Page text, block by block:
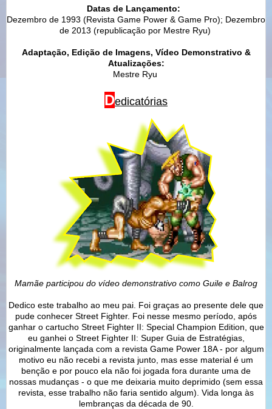
Datas de Lançamento:
Dezembro de 1993 (Revista Game Power & Game Pro); Dezembro
de 2013 (republicação por Mestre Ryu)
Adaptação, Edição de Imagens, Vídeo Demonstrativo &
Atualizações:
Mestre Ryu
Dedicatórias
Mamãe participou do vídeo demonstrativo como Guile e Balrog
Dedico este trabalho ao meu pai. Foi graças ao presente dele que
pude conhecer Street Fighter. Foi nesse mesmo período, após
ganhar o cartucho Street Fighter II: Special Champion Edition, que
eu ganhei o Street Fighter II: Super Guia de Estratégias,
originalmente lançada com a revista Game Power 18A - por algum
motivo eu não recebi a revista junto, mas esse material é um
benção e por pouco ela não foi jogada fora durante uma de
nossas mudanças - o que me deixaria muito deprimido (sem essa
revista, esse trabalho não faria sentido algum). Vida longa às
lembranças da década de 90.